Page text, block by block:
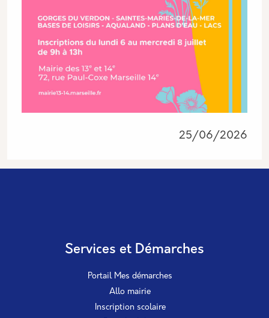
25/06/2026
Services et Démarches
Portail Mes démarches
Allo mairie
Inscription scolaire